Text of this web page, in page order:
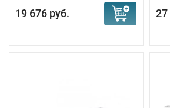
19 676 руб. 27